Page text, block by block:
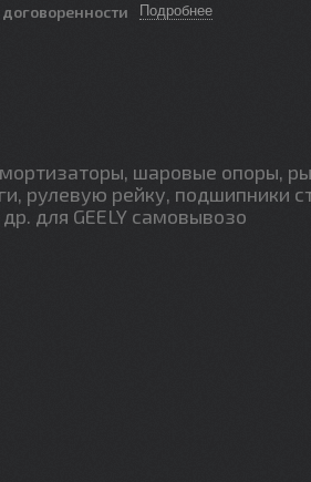
договоренности Подробнее
шаровые опоры,
рулевую рейку, подшипники
для GEELY самовывозо